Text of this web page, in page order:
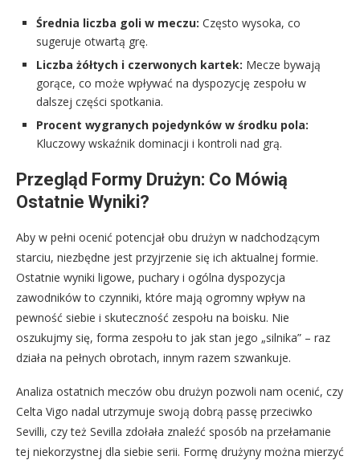
Średnia liczba goli w meczu: Często wysoka, co
sugeruje otwartą grę.
Liczba żółtych i czerwonych kartek: Mecze bywają
gorące, co może wpływać na dyspozycję zespołu w
dalszej części spotkania.
Procent wygranych pojedynków w środku pola:
Kluczowy wskaźnik dominacji i kontroli nad grą.
Przegląd Formy Drużyn: Co Mówią
Ostatnie Wyniki?
Aby w pełni ocenić potencjał obu drużyn w nadchodzącym
starciu, niezbędne jest przyjrzenie się ich aktualnej formie.
Ostatnie wyniki ligowe, puchary i ogólna dyspozycja
zawodników to czynniki, które mają ogromny wpływ na
pewność siebie i skuteczność zespołu na boisku. Nie
oszukujmy się, forma zespołu to jak stan jego „silnika” – raz
działa na pełnych obrotach, innym razem szwankuje.
Analiza ostatnich meczów obu drużyn pozwoli nam ocenić, czy
Celta Vigo nadal utrzymuje swoją dobrą passę przeciwko
Sevilli, czy też Sevilla zdołała znaleźć sposób na przełamanie
tej niekorzystnej dla siebie serii. Formę drużyny można mierzyć